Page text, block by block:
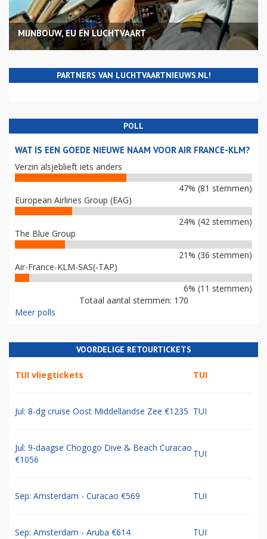
MIJNBOUW, EU EN LUCHTVAART
PARTNERS VAN LUCHTVAARTNIEUWS.NL!
POLL
WAT IS EEN GOEDE NIEUWE NAAM VOOR AIR FRANCE-KLM?
Verzin alsjeblieft iets anders
47% (81 stemmen)
European Airlines Group (EAG)
24% (42 stemmen)
The Blue Group
21% (36 stemmen)
Air-France-KLM-SAS(-TAP)
6% (11 stemmen)
Totaal aantal stemmen: 170
Meer polls
VOORDELIGE RETOURTICKETS
TUI vliegtickets TUI
Jul: 8-dg cruise Oost Middellandse Zee €1235 TUI
Jul: 9-daagse Chogogo Dive & Beach Curacao
€1056
TUI
Sep: Amsterdam - Curacao €569 TUI
Sep: Amsterdam - Aruba €614 TUI